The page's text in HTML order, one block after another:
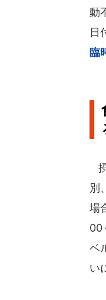
動
日
臨
別
場
00
ベ
い